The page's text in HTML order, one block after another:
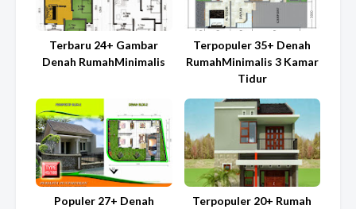
Terbaru 24+ Gambar
Denah RumahMinimalis
Terpopuler 35+ Denah
RumahMinimalis 3 Kamar
Tidur
Populer 27+ Denah
Terpopuler 20+ Rumah